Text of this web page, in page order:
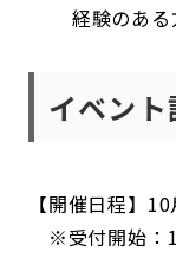
経験のある
イベント
【開催日程】
※受付開始：